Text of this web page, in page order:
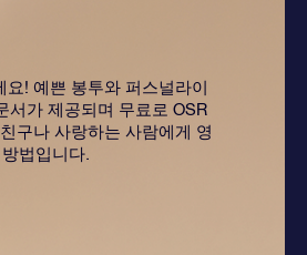
! 예쁜 봉투와 퍼스널라이
서가 제공되며 무료로 OSR
구나 사랑하는 사람에게 영
법입니다.